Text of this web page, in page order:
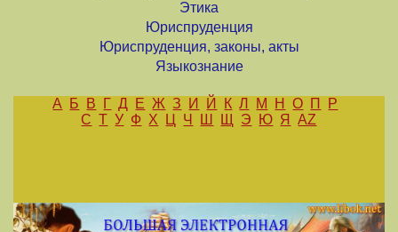
Этика
Юриспруденция
Юриспруденция, законы, акты
Языкознание
А Б В Г Д Е Ж З И Й К Л М Н О П
Р
С Т У Ф Х Ц Ч Ш Щ Э Ю Я AZ